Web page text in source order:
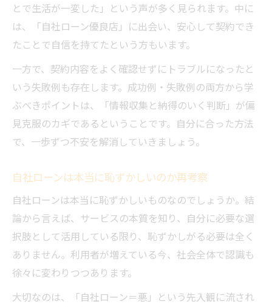
とで生活が一変した」という声が多く見られます。中に
は、「自社ローン優良店」に出会い、安心して契約でき
たことで自信を持てたという方もいます。
一方で、契約内容をよく確認せずにトラブルになったと
いう失敗例も存在します。成功例・失敗例の両方から学
ぶべきポイントは、「情報収集と納得のいく判断」が偏
見克服のカギであるということです。自分に合った方法
で、一歩ずつ不安を解消していきましょう。
自社ローンは本当に恥ずかしいのか再考察
自社ローンは本当に恥ずかしいものなのでしょうか。結
論から言えば、サービスの本質を知り、自分に必要な選
択肢として活用している限り、恥ずかしがる必要は全く
ありません。利用者が増えている今、社会全体で認識も
徐々に変わりつつあります。
大切なのは、「自社ローン＝悪」という先入観に流され